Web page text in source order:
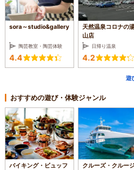
sora～studio&gallery
陶芸教室・陶芸体験
4.4
天然温泉コロナの
山店
日帰り温泉
4.2
遊
おすすめの遊び・体験ジャンル
バイキング・ビュッフ
クルーズ・クルー